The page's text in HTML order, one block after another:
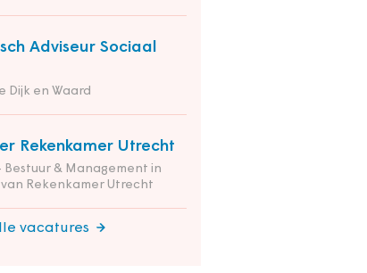
Adviseur Sociaal
Dijk en Waard
Rekenkamer Utrecht
Bestuur & Management in
Rekenkamer Utrecht
vacatures